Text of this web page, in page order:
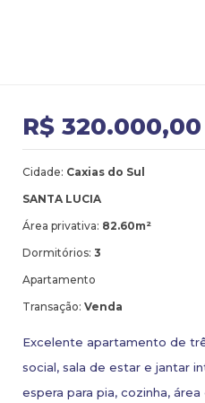
R$ 320.000,00
Cidade: Caxias do Sul
SANTA LUCIA
Área privativa: 82.60m²
Dormitórios: 3
Apartamento
Transação: Venda
Excelente apartamento de
social, sala de estar e jantar
espera para pia, cozinha,